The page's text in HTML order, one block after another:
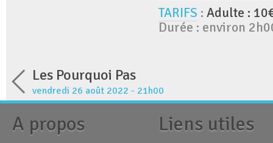
TARIFS : Adulte :
Durée : environ
Les Pourquoi Pas
vendredi 26 août 2022 - 21h00
A propos Liens utiles